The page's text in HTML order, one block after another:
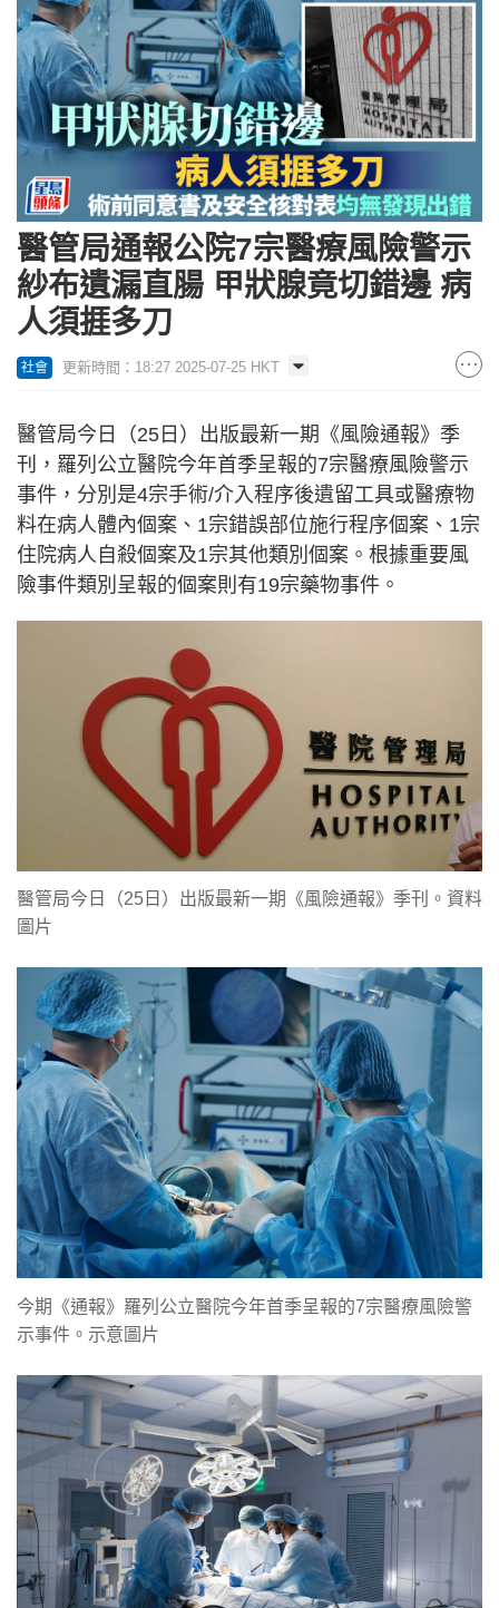
醫管局通報公院7宗醫療風險警示
紗布遺漏直腸 甲狀腺竟切錯邊 病
人須捱多刀
社會 更新時間：18:27 2025-07-25 HKT
醫管局今日（25日）出版最新一期《風險通報》季
刊，羅列公立醫院今年首季呈報的7宗醫療風險警示
事件，分別是4宗手術/介入程序後遺留工具或醫療物
料在病人體內個案、1宗錯誤部位施行程序個案、1宗
住院病人自殺個案及1宗其他類別個案。根據重要風
險事件類別呈報的個案則有19宗藥物事件。
醫管局今日（25日）出版最新一期《風險通報》季刊。資料
圖片
今期《通報》羅列公立醫院今年首季呈報的7宗醫療風險警
示事件。示意圖片